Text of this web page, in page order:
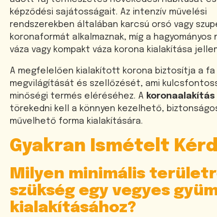
képződési sajátosságait. Az intenzív művelési
rendszerekben általában karcsú orsó vagy
koronaformát alkalmaznak, míg a hagyományos
váza vagy kompakt váza korona kialakítása
A megfelelően kialakított korona biztosítja a fa
megvilágítását és szellőzését, ami
minőségi termés eléréséhez. A koronaalakítás
törekedni kell a könnyen kezelhető,
művelhető forma kialakítására.
Gyakran Ismételt
Milyen minimális
szükség egy vegyes
kialakításához?